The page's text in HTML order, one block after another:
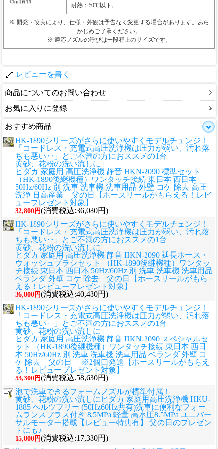
耐熱：50℃以下。
※ 開発・改良により、仕様・外観は予告なく変更する場合があります。あら
かじめご了承ください。
※ 適応ノズルの呼びは一段程上のサイズです。
レビューを書く
商品についてのお問い合わせ
お気に入りに登録
おすすめ商品
HK-1890シリーズがさらに使いやすくモデルチェンジ！
「コードレス・充電式高圧洗浄機は圧力が弱い、汚れ落
ちも悪い‥」とご不満の方におススメの1台
黄砂、花粉の洗い流しに
ヒダカ 家庭用 高圧洗浄機 静音 HKN-2090 標準セット
（HK-1890後継機種）ワンタッチ接続 東日本 西日本
50Hz/60Hz 別 洗車 洗車機 洗車用品 外壁 コケ 除去 高圧
洗浄 日高産業 父の日【ホースリールがもらえる！レビ
ュープレゼント対象】
32,800円(消費税込:36,080円)
HK-1890シリーズがさらに使いやすくモデルチェンジ！
「コードレス・充電式高圧洗浄機は圧力が弱い、汚れ落
ちも悪い‥」とご不満の方におススメの1台
黄砂、花粉の洗い流しに
ヒダカ 家庭用 高圧洗浄機 静音 HKN-2090 延長ホース・
ウォッシュブラシセット （HK-1890後継機種）ワンタッ
チ接続 東日本 西日本 50Hz/60Hz 別 洗車 洗車機 洗車用品
ベランダ 外壁 コケ 除去 父の日【ホースリールがもら
える！レビュープレゼント対象】
36,800円(消費税込:40,480円)
HK-1890シリーズがさらに使いやすくモデルチェンジ！
「コードレス・充電式高圧洗浄機は圧力が弱い、汚れ落
ちも悪い‥」とご不満の方におススメの1台
黄砂、花粉の洗い流しに
ヒダカ 家庭用 高圧洗浄機 静音 HKN-2090 スペシャルセ
ット （HK-1890後継機種）ワンタッチ接続 東日本 西日
本 50Hz/60Hz 別 洗車 洗車機 洗車用品 ベランダ 外壁 コ
ケ 除去 父の日 ※2個口発送【ホースリールがもらえ
る！レビュープレゼント対象】
53,300円(消費税込:58,630円)
泡で洗車できるフォームノズルが標準付属！
黄砂、花粉の洗い流しに ヒダカ 家庭用高圧洗浄機 HKU-
1885 ヘルツフリー (50Hz60Hz共有)洗車に便利なフォー
ムランスプラス付き 8.5MPa 軽量 高水圧8.5MPa ユニバー
サルモーター搭載【レビュー特典有】 父の日のプレゼン
トにも♪
15,800円(消費税込:17,380円)